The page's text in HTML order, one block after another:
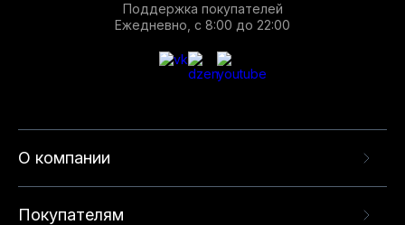
О компании
Покупателям
Поддержка покупателей
Ежедневно, с 8:00 до 22:00